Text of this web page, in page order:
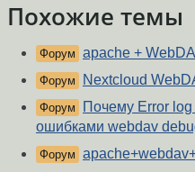
Похожие темы
Форум apache +
Форум Nextcloud
Форум
Почему Error log
ошибками webdav
Форум